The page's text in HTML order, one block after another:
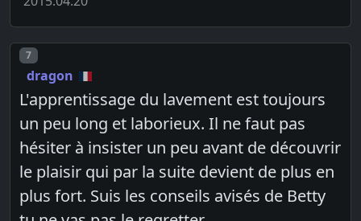
Post number
7
dragon
L'apprentissage du lavement est toujours
un peu long et laborieux. Il ne faut pas
hésiter à insister un peu avant de découvrir
le plaisir qui par la suite devient de plus en
plus fort. Suis les conseils avisés de Betty